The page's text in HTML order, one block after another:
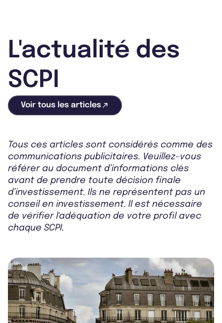
L'actualité des
SCPI
Voir tous les articles
Tous ces articles sont considérés comme des
communications publicitaires. Veuillez-vous
référer au document d’informations clés
avant de prendre toute décision finale
d’investissement. Ils ne représentent pas un
conseil en investissement. Il est nécessaire
de vérifier l'adéquation de votre profil avec
chaque SCPI.